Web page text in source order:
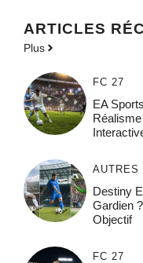
ARTICLES
Plus
FC 27
EA
AUTRES
Destiny
Gardien
Objectif
FC 27